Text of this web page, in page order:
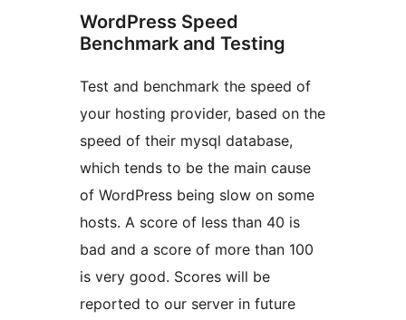
WordPress Speed
Benchmark and Testing
Test and benchmark the speed of
your hosting provider, based on the
speed of their mysql database,
which tends to be the main cause
of WordPress being slow on some
hosts. A score of less than 40 is
bad and a score of more than 100
is very good. Scores will be
reported to our server in future